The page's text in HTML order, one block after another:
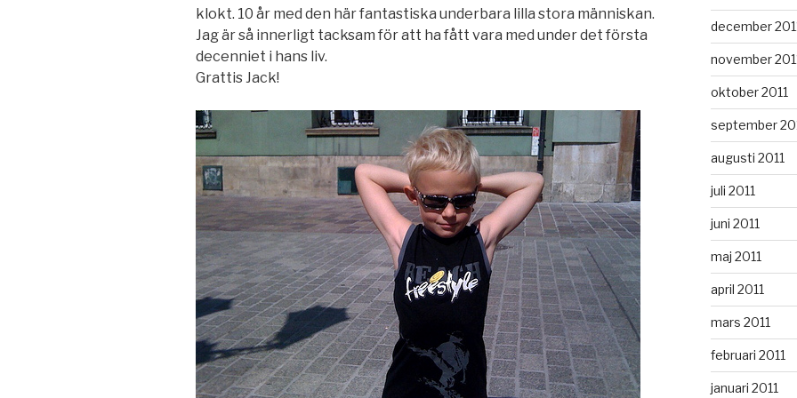
klokt. 10 år med den här fantastiska underbara lilla stora människan.
Jag är så innerligt tacksam för att ha fått vara med under det första
decenniet i hans liv.
Grattis Jack!
december
november
oktober 2011
september
augusti 2011
juli 2011
juni 2011
maj 2011
april 2011
mars 2011
februari 2011
januari 2011